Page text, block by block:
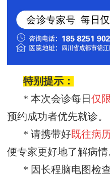
特别提示：
* 本次会诊每日 仅
预约成功者优先就诊。
* 请携带好既往病
便专家更好地了解病情
* 因长程脑电图检